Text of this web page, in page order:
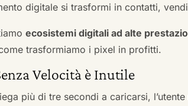
digitale si trasformi in contatti,
ecosistemi digitali ad alte
trasformiamo i pixel in profitti.
Velocità è Inutile
più di tre secondi a caricarsi,